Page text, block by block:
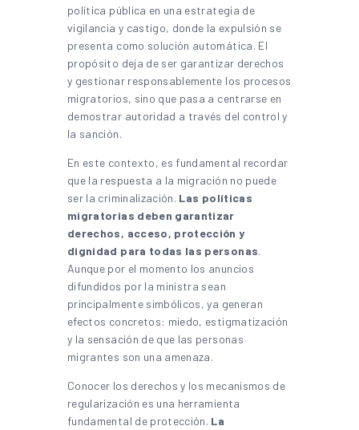
política pública en una estrategia de
vigilancia y castigo, donde la expulsión se
presenta como solución automática. El
propósito deja de ser garantizar derechos
y gestionar responsablemente los procesos
migratorios, sino que pasa a centrarse en
demostrar autoridad a través del control y
la sanción.
En este contexto, es fundamental recordar
que la respuesta a la migración no puede
ser la criminalización. Las políticas
migratorias deben garantizar
derechos, acceso, protección y
dignidad para todas las personas.
Aunque por el momento los anuncios
difundidos por la ministra sean
principalmente simbólicos, ya generan
efectos concretos: miedo, estigmatización
y la sensación de que las personas
migrantes son una amenaza.
Conocer los derechos y los mecanismos de
regularización es una herramienta
fundamental de protección. La